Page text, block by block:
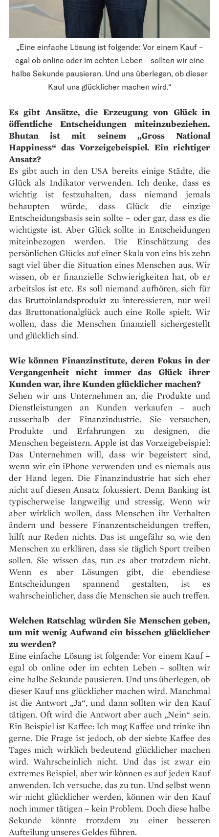
„Eine einfache Lösung ist folgende: Vor einem Kauf –
egal ob online oder im echten Leben – sollten wir eine
halbe Sekunde pausieren. Und uns überlegen, ob dieser
Kauf uns glücklicher machen wird.“
Es gibt Ansätze, die Erzeugung von Glück in
öffentliche Entscheidungen miteinzubeziehen.
Bhutan ist mit seinem „Gross National
Happiness“ das Vorzeigebeispiel. Ein richtiger
Ansatz?
Es gibt auch in den USA bereits einige Städte, die
Glück als Indikator verwenden. Ich denke, dass es
wichtig ist festzuhalten, dass niemand jemals
behaupten würde, dass Glück die einzige
Entscheidungsbasis sein sollte – oder gar, dass es die
wichtigste ist. Aber Glück sollte in Entscheidungen
miteinbezogen werden. Die Einschätzung des
persönlichen Glücks auf einer Skala von eins bis zehn
sagt viel über die Situation eines Menschen aus. Wir
wissen, ob er finanzielle Schwierigkeiten hat, ob er
arbeitslos ist etc. Es soll niemand aufhören, sich für
das Bruttoinlandsprodukt zu interessieren, nur weil
das Bruttonationalglück auch eine Rolle spielt. Wir
wollen, dass die Menschen finanziell sichergestellt
und glücklich sind.
Wie können Finanzinstitute, deren Fokus in der
Vergangenheit nicht immer das Glück ihrer
Kunden war, ihre Kunden glücklicher machen?
Sehen wir uns Unternehmen an, die Produkte und
Dienstleistungen an Kunden verkaufen – auch
ausserhalb der Finanzindustrie. Sie versuchen,
Produkte und Erfahrungen zu designen, die
Menschen begeistern. Apple ist das Vorzeigebeispiel:
Das Unternehmen will, dass wir begeistert sind,
wenn wir ein iPhone verwenden und es niemals aus
der Hand legen. Die Finanzindustrie hat sich eher
nicht auf diesen Ansatz fokussiert. Denn Banking ist
typischerweise langweilig und stressig. Wenn wir
aber wirklich wollen, dass Menschen ihr Verhalten
ändern und bessere Finanzentscheidungen treffen,
hilft nur Reden nichts. Das ist ungefähr so, wie den
Menschen zu erklären, dass sie täglich Sport treiben
sollen. Sie wissen das, tun es aber trotzdem nicht.
Wenn es aber Lösungen gibt, die ebendiese
Entscheidungen spannend gestalten, ist es
wahrscheinlicher, dass die Menschen sie auch treffen.
Welchen Ratschlag würden Sie Menschen geben,
um mit wenig Aufwand ein bisschen glücklicher
zu werden?
Eine einfache Lösung ist folgende: Vor einem Kauf –
egal ob online oder im echten Leben – sollten wir
eine halbe Sekunde pausieren. Und uns überlegen, ob
dieser Kauf uns glücklicher machen wird. Manchmal
ist die Antwort „Ja“, und dann sollten wir den Kauf
tätigen. Oft wird die Antwort aber auch „Nein“ sein.
Ein Beispiel ist Kaffee: Ich mag Kaffee und trinke ihn
gerne. Die Frage ist jedoch, ob der siebte Kaffee des
Tages mich wirklich bedeutend glücklicher machen
wird. Wahrscheinlich nicht. Und das ist zwar ein
extremes Beispiel, aber wir können es auf jeden Kauf
anwenden. Ich versuche, das zu tun. Und selbst wenn
wir nicht glücklicher werden, können wir den Kauf
noch immer tätigen – kein Problem. Doch diese halbe
Sekunde könnte trotzdem zu einer besseren
Aufteilung unseres Geldes führen.